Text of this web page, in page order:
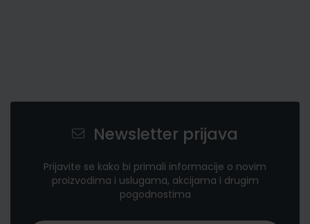
Newsletter prijava
Prijavite se kako bi primali informacije o novim
proizvodima i uslugama, akcijama i drugim
pogodnostima